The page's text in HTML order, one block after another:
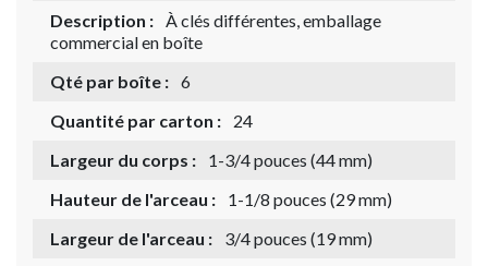
Description : À clés différentes, emballage
commercial en boîte
Qté par boîte : 6
Quantité par carton :
24
Largeur du corps :
1-3/4 pouces (44 mm)
Hauteur de l'arceau :
1-1/8 pouces (29 mm)
Largeur de l'arceau :
3/4 pouces (19 mm)